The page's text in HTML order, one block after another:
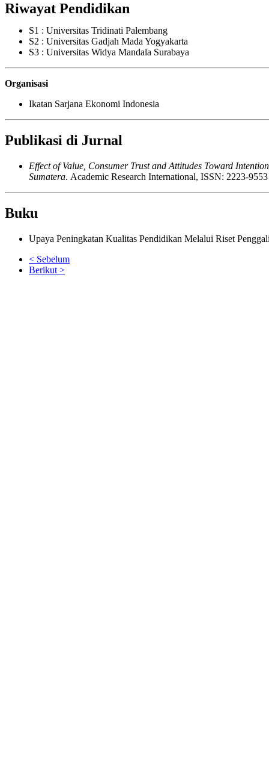
Riwayat Pendidikan
S1 : Universitas Tridinati Palembang
S2 : Universitas Gadjah Mada Yogyakarta
S3 : Universitas Widya Mandala Surabaya
Organisasi
Ikatan Sarjana Ekonomi Indonesia
Publikasi di Jurnal
Effect of Value, Consumer Trust and Attitudes Toward
Sumatera. Academic Research International, ISSN: 2223-
Buku
Upaya Peningkatan Kualitas Pendidikan Melalui Riset
< Sebelum
Berikut >